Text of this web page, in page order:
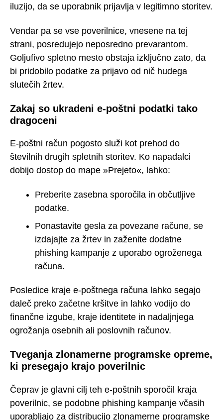
iluzijo, da se uporabnik prijavlja v legitimno storitev.
Vendar pa se vse poverilnice, vnesene na tej
strani, posredujejo neposredno prevarantom.
Goljufivo spletno mesto obstaja izključno zato, da
bi pridobilo podatke za prijavo od nič hudega
slutečih žrtev.
Zakaj so ukradeni e-poštni podatki tako
dragoceni
E-poštni račun pogosto služi kot prehod do
številnih drugih spletnih storitev. Ko napadalci
dobijo dostop do mape »Prejeto«, lahko:
Preberite zasebna sporočila in občutljive
podatke.
Ponastavite gesla za povezane račune, se
izdajajte za žrtev in zaženite dodatne
phishing kampanje z uporabo ogroženega
računa.
Posledice kraje e-poštnega računa lahko segajo
daleč preko začetne kršitve in lahko vodijo do
finančne izgube, kraje identitete in nadaljnjega
ogrožanja osebnih ali poslovnih računov.
Tveganja zlonamerne programske opreme,
ki presegajo krajo poverilnic
Čeprav je glavni cilj teh e-poštnih sporočil kraja
poverilnic, se podobne phishing kampanje včasih
uporabljajo za distribucijo zlonamerne programske